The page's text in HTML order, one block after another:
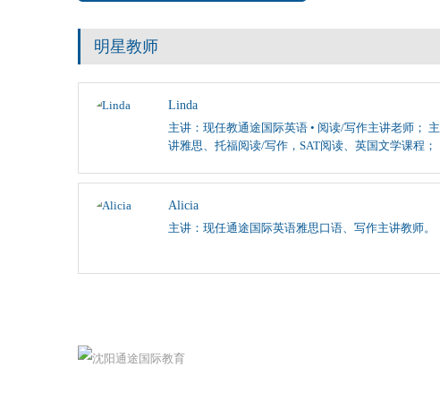
明星教师
Linda
主讲：现任教通途国际英语 • 阅读/写作主讲老师； 主
讲雅思、托福阅读/写作，SAT阅读、英国文学课程；
Alicia
主讲：现任通途国际英语雅思口语、写作主讲教师。